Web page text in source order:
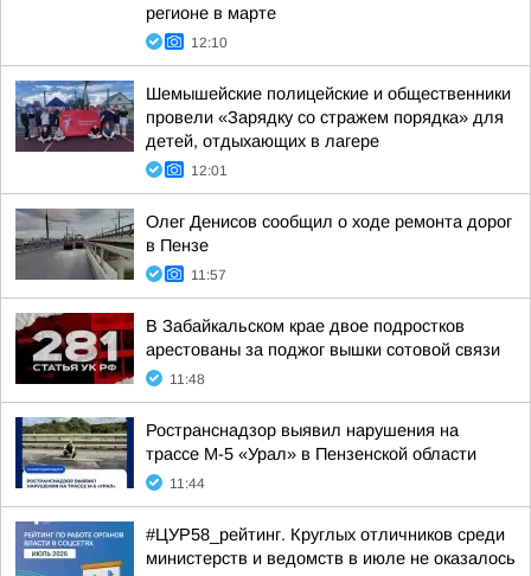
регионе в марте
12:10
Шемышейские полицейские и общественники
провели «Зарядку со стражем порядка» для
детей, отдыхающих в лагере
12:01
Олег Денисов сообщил о ходе ремонта дорог
в Пензе
11:57
В Забайкальском крае двое подростков
арестованы за поджог вышки сотовой связи
11:48
Ространснадзор выявил нарушения на
трассе М-5 «Урал» в Пензенской области
11:44
#ЦУР58_рейтинг. Круглых отличников среди
министерств и ведомств в июле не оказалось